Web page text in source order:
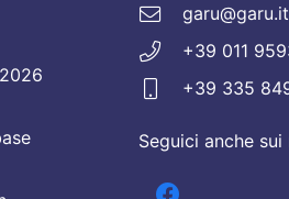
garu@garu.it
+39 011
+39 335
Seguici anche